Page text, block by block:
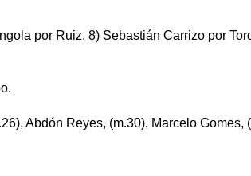
por Ruiz, 8) Sebastián Carrizo por
Abdón Reyes, (m.30), Marcelo Gomes,